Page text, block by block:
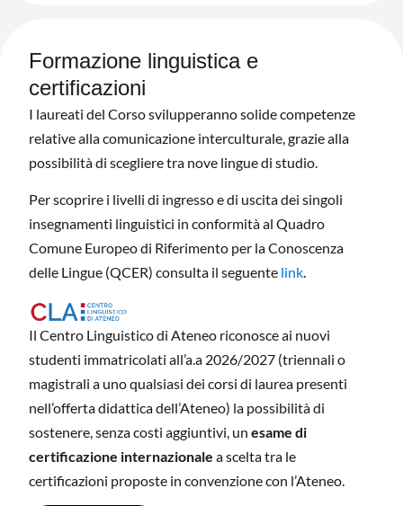
Formazione linguistica e
certificazioni
I laureati del Corso svilupperanno solide competenze
relative alla comunicazione interculturale, grazie alla
possibilità di scegliere tra nove lingue di studio.
Per scoprire i livelli di ingresso e di uscita dei singoli
insegnamenti linguistici in conformità al Quadro
Comune Europeo di Riferimento per la Conoscenza
delle Lingue (QCER) consulta il seguente link.
Il Centro Linguistico di Ateneo riconosce ai nuovi
studenti immatricolati all’a.a 2026/2027 (triennali o
magistrali a uno qualsiasi dei corsi di laurea presenti
nell’offerta didattica dell’Ateneo) la possibilità di
sostenere, senza costi aggiuntivi, un esame di
certificazione internazionale a scelta tra le
certificazioni proposte in convenzione con l’Ateneo.